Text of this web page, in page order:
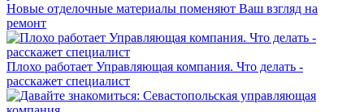
Новые отделочные материалы поменяют Ваш взгляд на
ремонт
Плохо работает Управляющая компания. Что делать -
расскажет специалист